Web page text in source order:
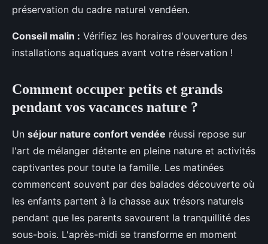
préservation du cadre naturel vendéen.
Conseil malin : Vérifiez les horaires d'ouverture des
installations aquatiques avant votre réservation !
Comment occuper petits et grands
pendant vos vacances nature ?
Un séjour nature confort vendée réussi repose sur
l'art de mélanger détente en pleine nature et activités
captivantes pour toute la famille. Les matinées
commencent souvent par des balades découverte où
les enfants partent à la chasse aux trésors naturels
pendant que les parents savourent la tranquillité des
sous-bois. L'après-midi se transforme en moment